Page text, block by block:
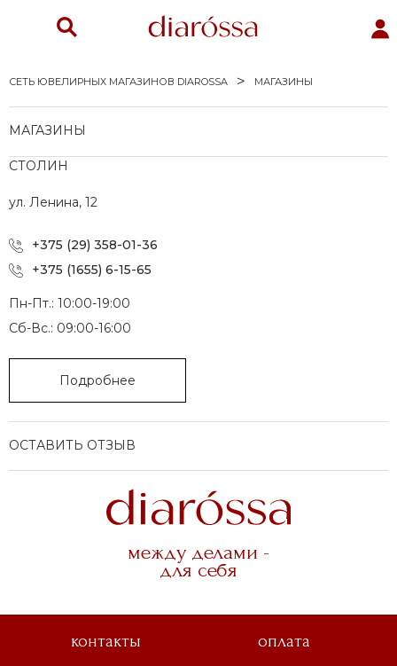
СЕТЬ ЮВЕЛИРНЫХ МАГАЗИНОВ DIAROSSA МАГАЗИНЫ
МАГАЗИНЫ
СТОЛИН
ул. Ленина, 12
+375 (29) 358-01-36
+375 (1655) 6-15-65
Пн-Пт.: 10:00-19:00
Сб-Вс.: 09:00-16:00
Подробнее
ОСТАВИТЬ ОТЗЫВ
между делами -
для себя
контакты
оплата